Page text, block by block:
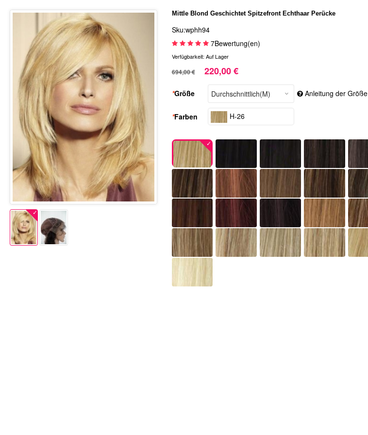
Mittle Blond Geschichtet Spitzefront Echthaar Perücke
Sku:wphh94
7Bewertung(en)
Verfügbarkeit: Auf Lager
694,00 € 220,00 €
*Größe Anleitung der Größe
*Farben H-26